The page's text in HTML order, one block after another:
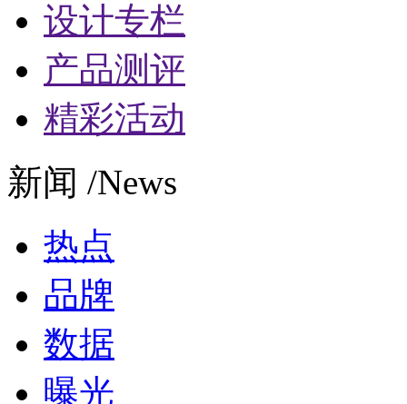
设计专栏
产品测评
精彩活动
新闻 /News
热点
品牌
数据
曝光